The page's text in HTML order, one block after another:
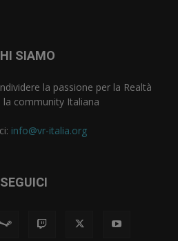
SIAMO
la passione per la Realtà
la community Italiana
info@vr-italia.org
SEGUICI